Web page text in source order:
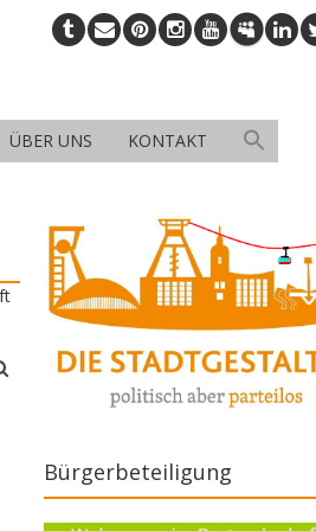
ÜBER UNS KONTAKT
Bürgerbeteiligung